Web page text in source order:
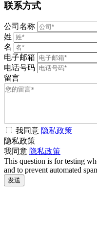
联系方式
公司名称
姓
名
电子邮箱
电话号码
留言
我同意 隐私政策
隐私政策
我同意 隐私政策
This question is for testing
and to prevent automated